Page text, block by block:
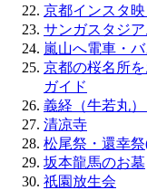
京都インスタ
サンガスタジ
嵐山へ電車・
京都の桜名所
ガイド
義経（牛若丸）
清凉寺
松尾祭・還幸
坂本龍馬のお墓
祇園放生会